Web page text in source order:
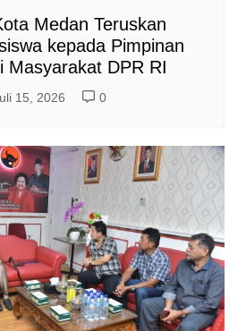
Medan Teruskan
kepada Pimpinan
Masyarakat DPR RI
15, 2026 0